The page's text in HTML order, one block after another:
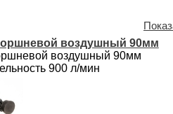
воздушный 90мм
воздушный 90мм
900 л/мин